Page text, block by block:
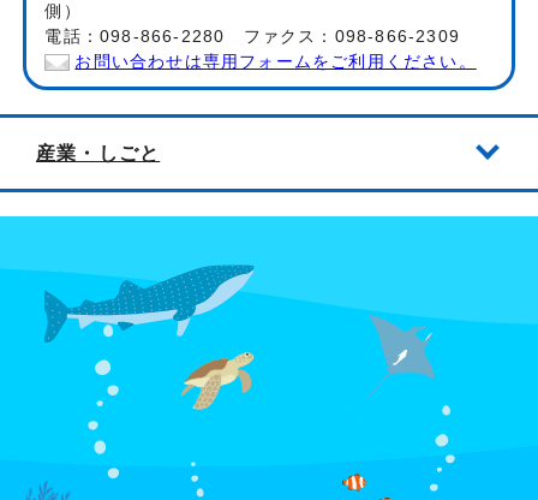
側）
電話：098-866-2280 ファクス：098-866-2309
お問い合わせは専用フォームをご利用ください。
産業・しごと